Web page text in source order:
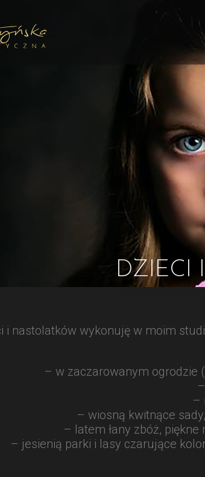
DZIECI
i nastolatków wykonuję w moim
– w zaczarowanym ogrodzie
–
– wiosną kwitnące
– latem łany zbóż,
– jesienią parki i lasy czarujące